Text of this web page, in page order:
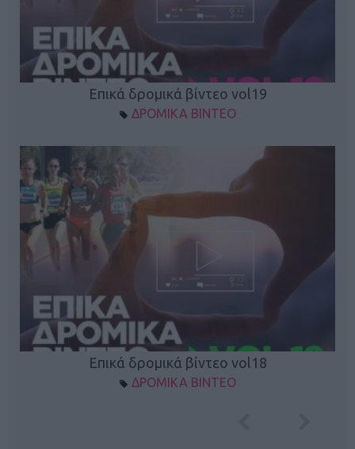
Επικά δρομικά βίντεο vol19
ΔΡΟΜΙΚΑ ΒΙΝΤΕΟ
Επικά δρομικά βίντεο vol18
ΔΡΟΜΙΚΑ ΒΙΝΤΕΟ